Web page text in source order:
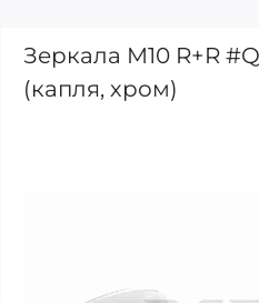
Зеркала M10 R+R
(капля, хром)